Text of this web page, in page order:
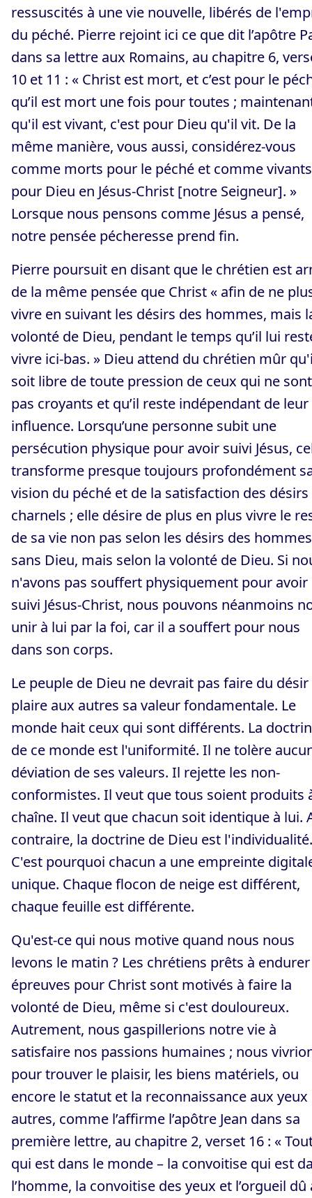
ressuscités à une vie nouvelle, libérés de
du péché. Pierre rejoint ici ce que dit l’apôtre
dans sa lettre aux Romains, au chapitre 6,
10 et 11 : « Christ est mort, et c’est pour le
qu’il est mort une fois pour toutes ;
qu'il est vivant, c'est pour Dieu qu'il vit. De la
même manière, vous aussi, considérez-vous
comme morts pour le péché et comme vivants
pour Dieu en Jésus-Christ [notre Seigneur]. »
Lorsque nous pensons comme Jésus a pensé,
notre pensée pécheresse prend fin.
Pierre poursuit en disant que le chrétien est
de la même pensée que Christ « afin de ne
vivre en suivant les désirs des hommes, mais
volonté de Dieu, pendant le temps qu’il lui
vivre ici-bas. » Dieu attend du chrétien mûr
soit libre de toute pression de ceux qui ne sont
pas croyants et qu’il reste indépendant de leur
influence. Lorsqu’une personne subit une
persécution physique pour avoir suivi Jésus,
transforme presque toujours profondément
vision du péché et de la satisfaction des désirs
charnels ; elle désire de plus en plus vivre le
de sa vie non pas selon les désirs des hommes
sans Dieu, mais selon la volonté de Dieu. Si
n'avons pas souffert physiquement pour avoir
suivi Jésus-Christ, nous pouvons néanmoins
unir à lui par la foi, car il a souffert pour nous
dans son corps.
Le peuple de Dieu ne devrait pas faire du désir
plaire aux autres sa valeur fondamentale. Le
monde hait ceux qui sont différents. La
de ce monde est l'uniformité. Il ne tolère
déviation de ses valeurs. Il rejette les non-
conformistes. Il veut que tous soient produits
chaîne. Il veut que chacun soit identique à lui.
contraire, la doctrine de Dieu est l'individualité.
C'est pourquoi chacun a une empreinte
unique. Chaque flocon de neige est différent,
chaque feuille est différente.
Qu'est-ce qui nous motive quand nous nous
levons le matin ? Les chrétiens prêts à
épreuves pour Christ sont motivés à faire la
volonté de Dieu, même si c'est douloureux.
Autrement, nous gaspillerions notre vie à
satisfaire nos passions humaines ; nous
pour trouver le plaisir, les biens matériels, ou
encore le statut et la reconnaissance aux yeux
autres, comme l’affirme l’apôtre Jean dans sa
première lettre, au chapitre 2, verset 16 : «
qui est dans le monde – la convoitise qui est
l’homme, la convoitise des yeux et l’orgueil dû